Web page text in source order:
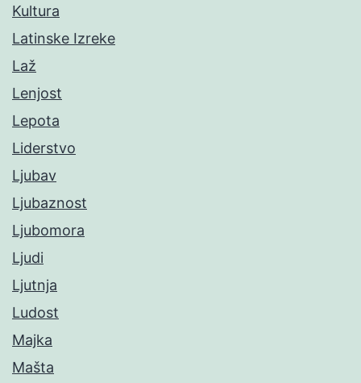
Kultura
Latinske Izreke
Laž
Lenjost
Lepota
Liderstvo
Ljubav
Ljubaznost
Ljubomora
Ljudi
Ljutnja
Ludost
Majka
Mašta